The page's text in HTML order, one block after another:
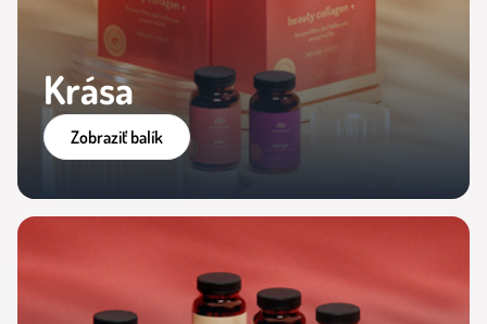
Krása
Zobraziť balík